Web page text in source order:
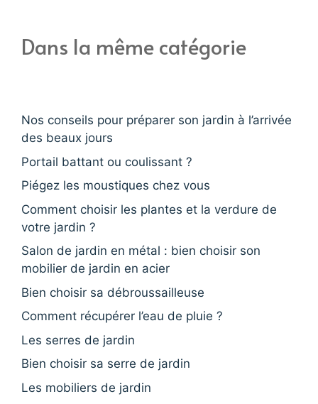
Dans la même catégorie
Nos conseils pour préparer son jardin à l’arrivée
des beaux jours
Portail battant ou coulissant ?
Piégez les moustiques chez vous
Comment choisir les plantes et la verdure de
votre jardin ?
Salon de jardin en métal : bien choisir son
mobilier de jardin en acier
Bien choisir sa débroussailleuse
Comment récupérer l’eau de pluie ?
Les serres de jardin
Bien choisir sa serre de jardin
Les mobiliers de jardin